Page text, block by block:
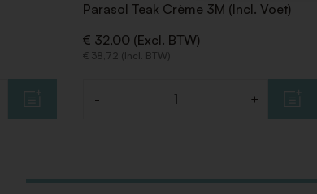
Parasol Teak Crème 3M (Incl. Voet)
€ 32,00 (Excl. BTW)
€ 38,72 (Incl. BTW)
- +